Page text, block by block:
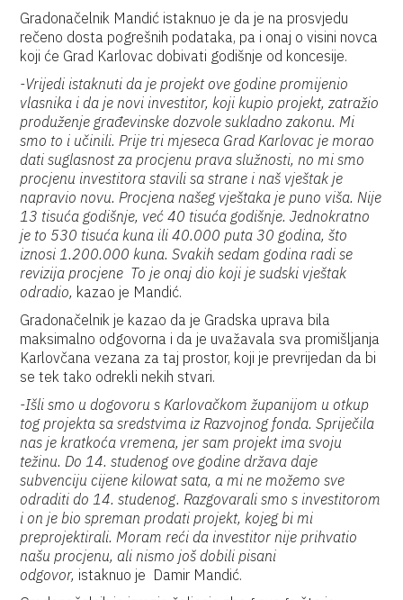
Gradonačelnik Mandić istaknuo je da je na prosvjedu
rečeno dosta pogrešnih podataka, pa i onaj o visini novca
koji će Grad Karlovac dobivati godišnje od koncesije.
-Vrijedi istaknuti da je projekt ove godine promijenio
vlasnika i da je novi investitor, koji kupio projekt, zatražio
produženje građevinske dozvole sukladno zakonu. Mi
smo to i učinili. Prije tri mjeseca Grad Karlovac je morao
dati suglasnost za procjenu prava služnosti, no mi smo
procjenu investitora stavili sa strane i naš vještak je
napravio novu. Procjena našeg vještaka je puno viša. Nije
13 tisuća godišnje, već 40 tisuća godišnje. Jednokratno
je to 530 tisuća kuna ili 40.000 puta 30 godina, što
iznosi 1.200.000 kuna. Svakih sedam godina radi se
revizija procjene To je onaj dio koji je sudski vještak
odradio, kazao je Mandić.
Gradonačelnik je kazao da je Gradska uprava bila
maksimalno odgovorna i da je uvažavala sva promišljanja
Karlovčana vezana za taj prostor, koji je prevrijedan da bi
se tek tako odrekli nekih stvari.
-Išli smo u dogovoru s Karlovačkom županijom u otkup
tog projekta sa sredstvima iz Razvojnog fonda. Spriječila
nas je kratkoća vremena, jer sam projekt ima svoju
težinu. Do 14. studenog ove godine država daje
subvenciju cijene kilowat sata, a mi ne možemo sve
odraditi do 14. studenog. Razgovarali smo s investitorom
i on je bio spreman prodati projekt, kojeg bi mi
preprojektirali. Moram reći da investitor nije prihvatio
našu procjenu, ali nismo još dobili pisani
odgovor, istaknuo je Damir Mandić.